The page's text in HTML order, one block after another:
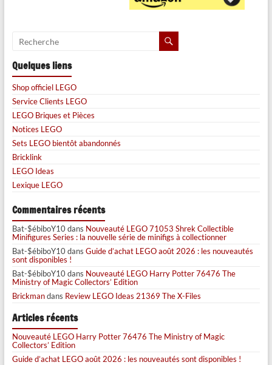
Quelques liens
Shop officiel LEGO
Service Clients LEGO
LEGO Briques et Pièces
Notices LEGO
Sets LEGO bientôt abandonnés
Bricklink
LEGO Ideas
Lexique LEGO
Commentaires récents
Bat-$ébiboY10dans Nouveauté LEGO 71053 Shrek Collectible
Minifigures Series : la nouvelle série de minifigs à collectionner
Bat-$ébiboY10dans Guide d’achat LEGO août 2026 : les nouveautés
sont disponibles !
Bat-$ébiboY10dans Nouveauté LEGO Harry Potter 76476 The
Ministry of Magic Collectors’ Edition
Brickmandans Review LEGO Ideas 21369 The X-Files
Articles récents
Nouveauté LEGO Harry Potter 76476 The Ministry of Magic
Collectors’ Edition
Guide d’achat LEGO août 2026 : les nouveautés sont disponibles !